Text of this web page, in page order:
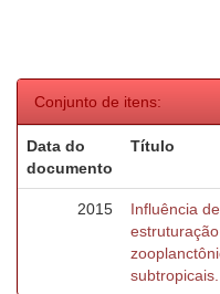
Conjunto de itens:
Data do
documento
Título
2015
Influência
subtropicais.